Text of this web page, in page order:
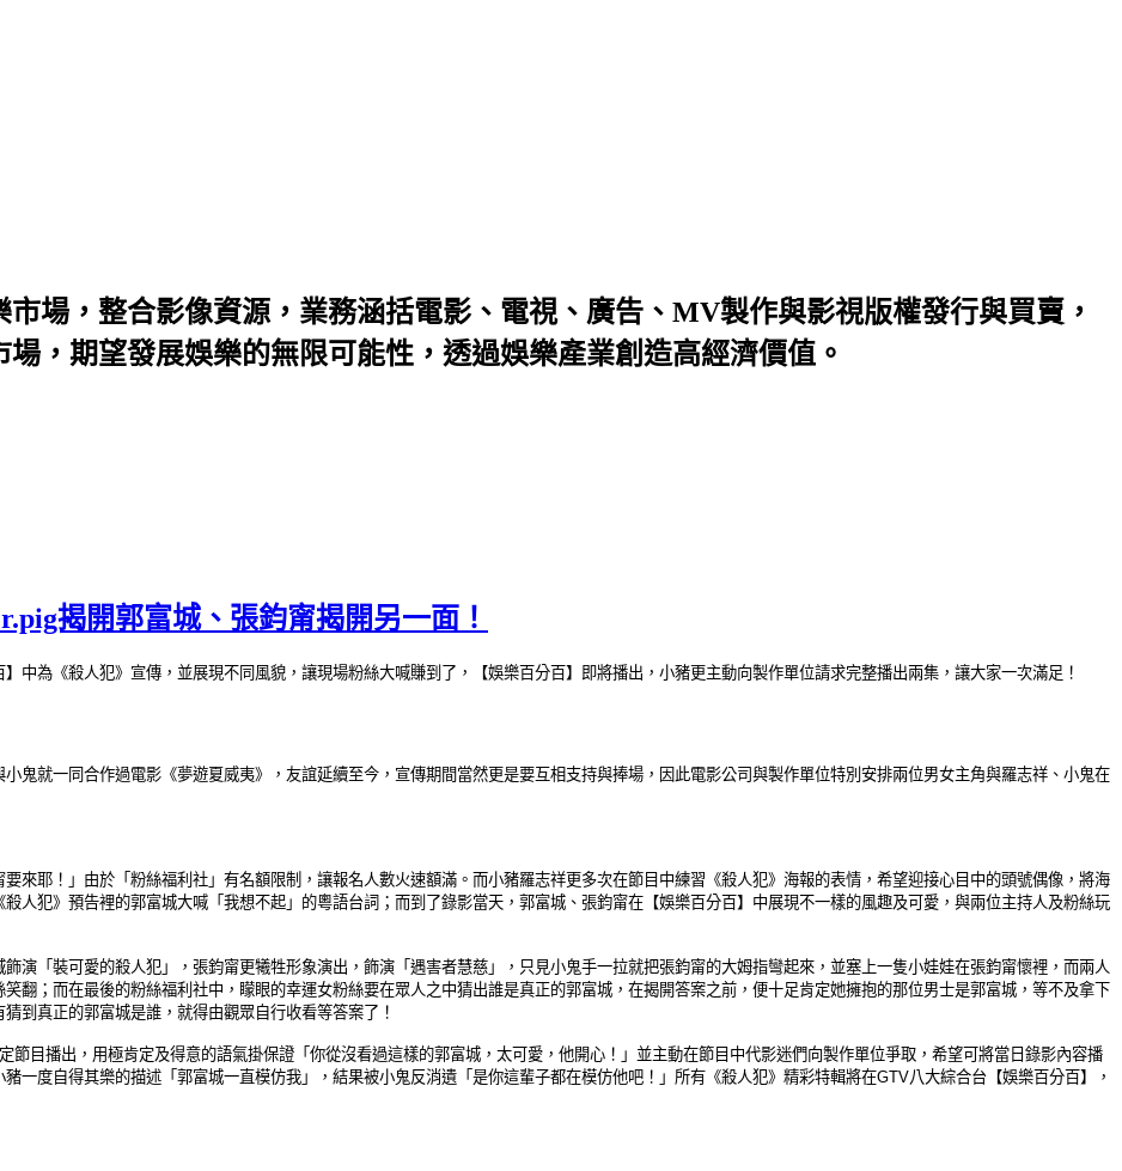
場，整合影像資源，業務涵括電影、電視、廣告、MV製作與影視版權發行與買賣，
，期望發展娛樂的無限可能性，透過娛樂產業創造高經濟價值。
揭開郭富城、張鈞甯揭開另一面！
】中為《殺人犯》宣傳，並展現不同風貌，讓現場粉絲大喊賺到了，【娛樂百分百】即將播出，小豬更主動向製作單位請求完整播出兩集，讓大家一次滿足！
鬼就一同合作過電影《夢遊夏威夷》，友誼延續至今，宣傳期間當然更是要互相支持與捧場，因此電影公司與製作單位特別安排兩位男女主角與羅志祥、小鬼在
來耶！」由於「粉絲福利社」有名額限制，讓報名人數火速額滿。而小豬羅志祥更多次在節目中練習《殺人犯》海報的表情，希望迎接心目中的頭號偶像，將海
殺人犯》預告裡的郭富城大喊「我想不起」的粵語台詞 ；而到了錄影當天， 郭富城、張鈞甯在【娛樂百分百】中展現不一樣的風趣及可愛，與兩位主持人及粉絲玩
演「裝可愛的殺人犯」，張鈞甯更犧牲形象演出，飾演「遇害者慧慈」，只見小鬼手一拉就把張鈞甯的大姆指彎起來，並塞上一隻小娃娃在張鈞甯懷裡，而兩人
翻；而在最後的粉絲福利社中，矇眼的幸運女粉絲要在眾人之中猜出誰是真正的郭富城，在揭開答案之前，便十足肯定她擁抱的那位男士是郭富城，等不及拿下
到真正的郭富城是誰，就得由觀眾自行收看等答案了！
節目播出，用極肯定及得意的語氣掛保證「你從沒看過這樣的郭富城，太可愛，他開心！」並主動在節目中代影迷們向製作單位爭取，希望可將當日錄影內容播
一度自得其樂的描述「郭富城一直模仿我」，結果被小鬼反消遺「是你這輩子都在模仿他吧！」所有 《殺人犯》 精彩特輯將在GTV八大綜合台【娛樂百分百】，